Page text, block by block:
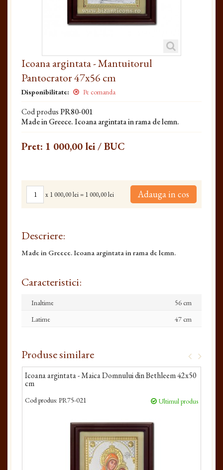
Icoana argintata - Mantuitorul
Pantocrator 47x56 cm
Disponibilitate: Pe comanda
Cod produsPR80-001
Made in Greece. Icoana argintata in rama de lemn.
Pret: 1 000,00 lei/ BUC
x 1 000,00 lei= 1 000,00 lei Adauga in cos
Descriere:
Made in Greece. Icoana argintata in rama de lemn.
Caracteristici:
Inaltime
56 cm
Latime
47 cm
Produse similare
Icoana argintata - Maica Domnului din Bethleem 42x50
cm
Cod produs: PR75-021 Ultimul produs